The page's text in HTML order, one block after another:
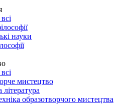
науки
мистецтво
література
образотворчого мистецтва